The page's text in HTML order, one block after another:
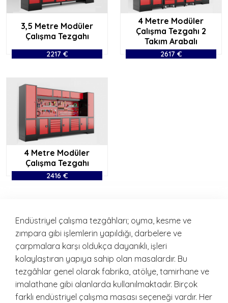
3,5 Metre Modüler
Çalışma Tezgahı
2217 €
4 Metre Modüler
Çalışma Tezgahı 2
Takım Arabalı
2617 €
4 Metre Modüler
Çalışma Tezgahı
2416 €
Endüstriyel çalışma tezgâhları; oyma, kesme ve
zımpara gibi işlemlerin yapıldığı, darbelere ve
çarpmalara karşı oldukça dayanıklı, işleri
kolaylaştıran yapıya sahip olan masalardır. Bu
tezgâhlar genel olarak fabrika, atölye, tamirhane ve
imalathane gibi alanlarda kullanılmaktadır. Birçok
farklı endüstriyel çalışma masası seçeneği vardır. Her